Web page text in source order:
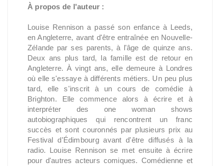
À propos de l'auteur :
Louise Rennison a passé son enfance à Leeds,
en Angleterre, avant d'être entraînée en Nouvelle-
Zélande par ses parents, à l'âge de quinze ans.
Deux ans plus tard, la famille est de retour en
Angleterre. À vingt ans, elle demeure à Londres
où elle s'essaye à différents métiers. Un peu plus
tard, elle s'inscrit à un cours de comédie à
Brighton. Elle commence alors à écrire et à
interpréter des one woman shows
autobiographiques qui rencontrent un franc
succès et sont couronnés par plusieurs prix au
Festival d'Édimbourg avant d'être diffusés à la
radio. Louise Rennison se met ensuite à écrire
pour d'autres acteurs comiques. Comédienne et